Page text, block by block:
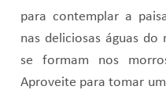
para contemplar a
nas deliciosas águas do
se formam nos
Aproveite para tomar